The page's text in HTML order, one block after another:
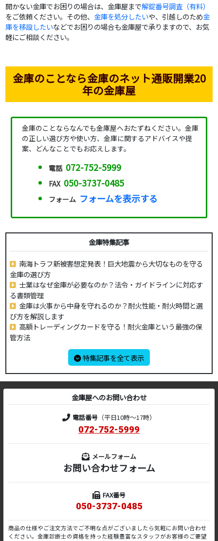
開かない金庫でお困りの場合は、金庫屋まで解錠番号調査（有料）
をご依頼ください。その他、 金庫を処分したいや、引越しのため金
庫を移設したいなどでお困りの場合も金庫屋で承りますので、お気
軽にご相談ください。
金庫のことなら金庫のネット通販開業20
年の金庫屋
金庫のことならなんでも金庫屋へおたずねください。金庫
の正しい選び方や使い方、金庫に関するアドバイスや提
案、どんなことでもお応えします。
電話 072-752-5999
FAX 050-3737-0485
フォーム フォームを表示する
金庫特集記事
南海トラフ新被害想定発表！巨大地震から大切なものを守る
金庫の選び方
士業はなぜ金庫が必要なのか？法令・ガイドラインに対応す
る書類管理
金庫は火事から中身を守れるのか？耐火性能・耐火時間と選
び方を解説します
高額トレーディングカードを守る！耐火金庫という最強の保
管方法
特集記事を全て表示
金庫屋へのお問い合わせ
電話番号（平日10時～17時）
072-752-5999
メールフォーム
お問い合わせフォーム
FAX番号
050-3737-0485
商品の仕様やご注文方法でご不明な点がございましたら気軽にお問い合わせ
ください。金庫診断士の資格を持った経験豊富なスタッフがお客様のご要望